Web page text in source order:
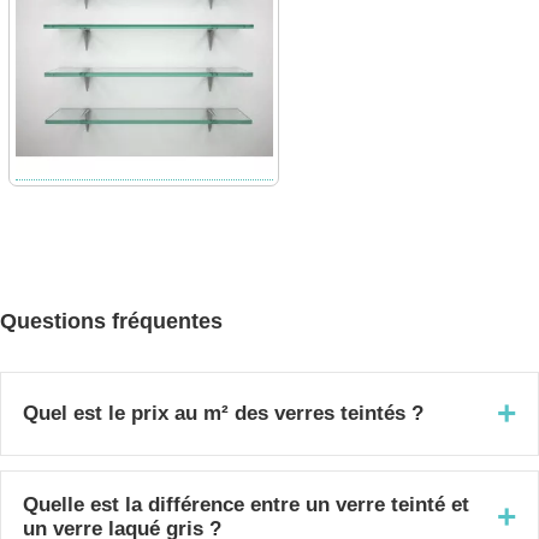
Questions fréquentes
Quel est le prix au m² des verres teintés ? +
Voici les tarifs au m² du verre teinté en forme
classique (rectangulaire): gris/bronze 4 mm à
Quelle est la différence entre un verre teinté et
un verre laqué gris ?
+